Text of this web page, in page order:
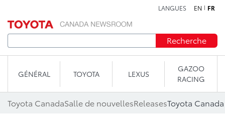
LANGUES EN FR
Recherche
GÉNÉRAL TOYOTA LEXUS
GAZOO
RACING
Toyota CanadaSalle de nouvellesReleases